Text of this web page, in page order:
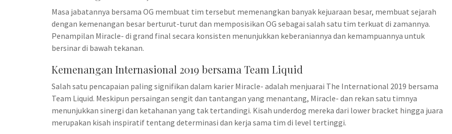
Masa jabatannya bersama OG membuat tim tersebut memenangkan banyak kejuaraan besar, membuat sejarah
dengan kemenangan besar berturut-turut dan memposisikan OG sebagai salah satu tim terkuat di zamannya.
Penampilan Miracle- di grand final secara konsisten menunjukkan keberaniannya dan kemampuannya untuk
bersinar di bawah tekanan.
Kemenangan Internasional 2019 bersama Team Liquid
Salah satu pencapaian paling signifikan dalam karier Miracle- adalah menjuarai The International 2019 bersama
Team Liquid. Meskipun persaingan sengit dan tantangan yang menantang, Miracle- dan rekan satu timnya
menunjukkan sinergi dan ketahanan yang tak tertandingi. Kisah underdog mereka dari lower bracket hingga juara
merupakan kisah inspiratif tentang determinasi dan kerja sama tim di level tertinggi.